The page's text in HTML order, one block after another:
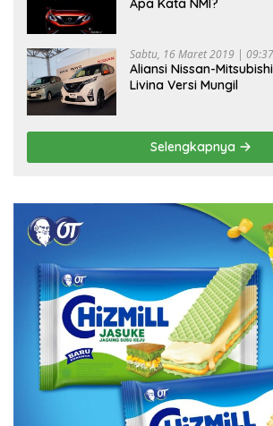
Apa Kata NMI?
Sabtu, 16 Maret 2019 | 09:37
Aliansi Nissan-
Livina Versi Mungil
Selengkapnya